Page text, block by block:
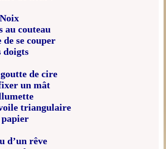
Noix
au couteau
se couper
doigts
de cire
un mât
triangulaire
papier
d’un rêve